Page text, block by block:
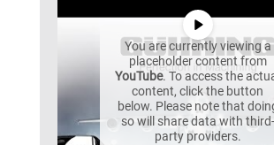
You are currently viewing a
placeholder content from
YouTube. To access the
content, click the button
below. Please note that
so will share data with third-
party providers.